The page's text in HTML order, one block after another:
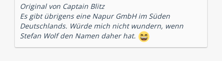
Original von Captain Blitz
Es gibt übrigens eine Napur GmbH im Süden
Deutschlands. Würde mich nicht wundern, wenn
Stefan Wolf den Namen daher hat.